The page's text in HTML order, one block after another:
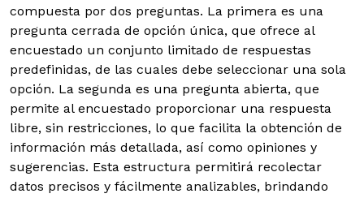
compuesta por dos preguntas. La primera es una
pregunta cerrada de opción única, que ofrece al
encuestado un conjunto limitado de respuestas
predefinidas, de las cuales debe seleccionar una sola
opción. La segunda es una pregunta abierta, que
permite al encuestado proporcionar una respuesta
libre, sin restricciones, lo que facilita la obtención de
información más detallada, así como opiniones y
sugerencias. Esta estructura permitirá recolectar
datos precisos y fácilmente analizables, brindando